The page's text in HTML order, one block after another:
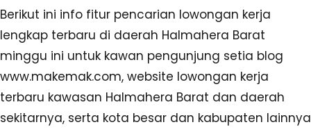
Berikut ini info fitur pencarian lowongan kerja
lengkap terbaru di daerah Halmahera Barat
minggu ini untuk kawan pengunjung setia blog
www.makemak.com, website lowongan kerja
terbaru kawasan Halmahera Barat dan daerah
sekitarnya, serta kota besar dan kabupaten lainnya